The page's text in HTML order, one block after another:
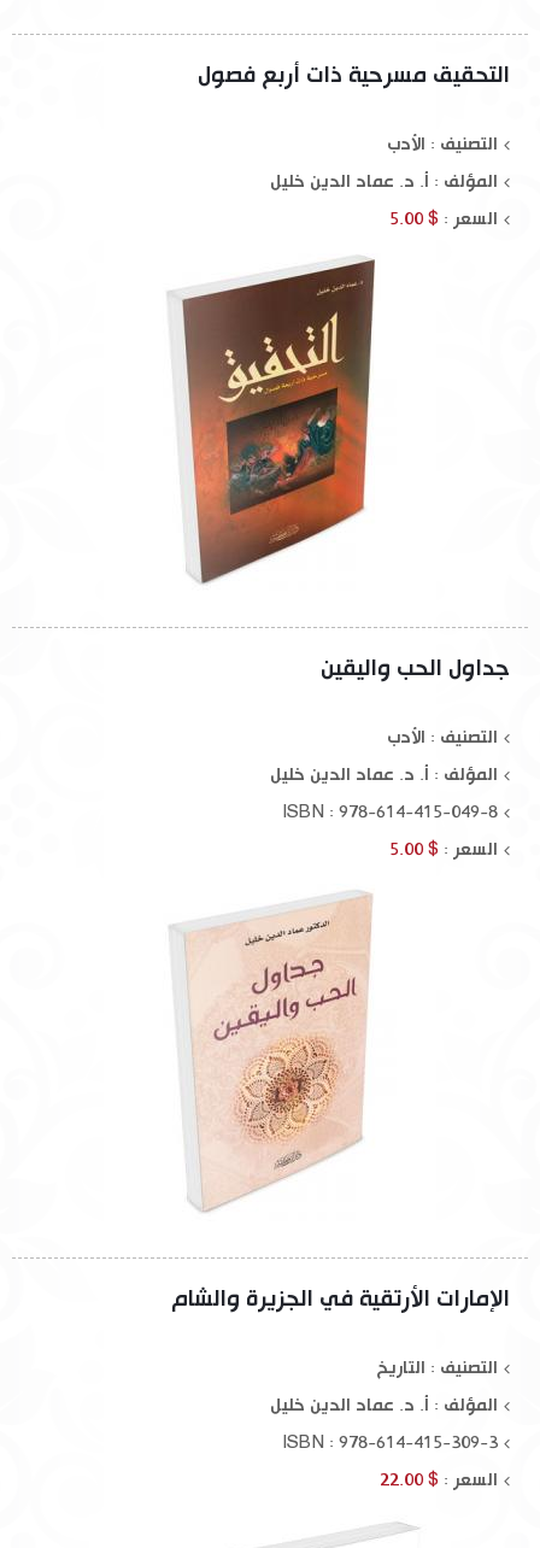
التحقيق مسرحية ذات أربع فصول
التصنيف : الأدب
المؤلف : أ. د. عماد الدين خليل
السعر : $ 5.00
جداول الحب واليقين
التصنيف : الأدب
المؤلف : أ. د. عماد الدين خليل
ISBN : 978-614-415-049-8
السعر : $ 5.00
الإمارات الأرتقية في الجزيرة والشام
التصنيف : التاريخ
المؤلف : أ. د. عماد الدين خليل
ISBN : 978-614-415-309-3
السعر : $ 22.00